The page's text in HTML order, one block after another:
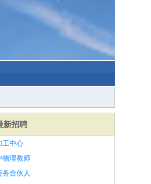
新招聘
工中心
物理教师
务合伙人